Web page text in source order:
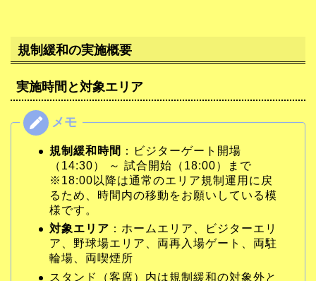
規制緩和の実施概要
実施時間と対象エリア
規制緩和時間 ：ビジターゲート開場
（14:30） ～ 試合開始（18:00）まで
※18:00以降は通常のエリア規制運用に戻
るため、時間内の移動をお願いしている模
様です。
対象エリア ：ホームエリア、ビジターエリ
ア、野球場エリア、両再入場ゲート、両駐
輪場、両喫煙所
スタンド（客席）内は規制緩和の対象外と